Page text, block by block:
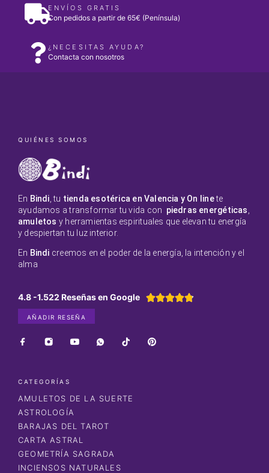
ENVÍOS GRATIS
Con pedidos a partir de 65€ (Península)
¿NECESITAS AYUDA?
Contacta con nosotros
QUIÉNES SOMOS
En Bindi , tu tienda esotérica en Valencia y On linete
ayudamos a transformar tu vida con piedras energéticas
amuletos y herramientas espirituales que elevan tu energía
y despiertan tu luz interior.
En Bindi creemos en el poder de la energía, la intención y el
alma
4.8 -1.522 Reseñas en Google 
AÑADIR RESEÑA
CATEGORÍAS
AMULETOS DE LA SUERTE
ASTROLOGÍA
BARAJAS DEL TAROT
CARTA ASTRAL
GEOMETRÍA SAGRADA
INCIENSOS NATURALES